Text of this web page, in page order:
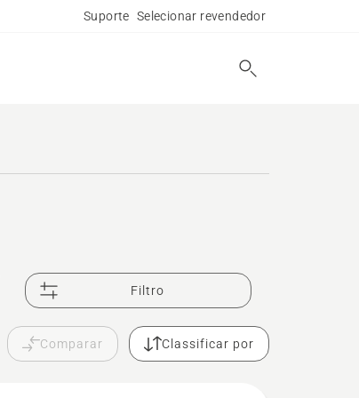
Suporte Selecionar revendedor
Filtro
Comparar Classificar por